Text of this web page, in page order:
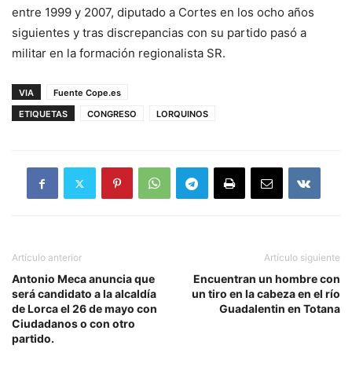
entre 1999 y 2007, diputado a Cortes en los ocho años
siguientes y tras discrepancias con su partido pasó a
militar en la formación regionalista SR.
VIA
Fuente Cope.es
ETIQUETAS
CONGRESO LORQUINOS
Artículo anterior
Antonio Meca anuncia que
será candidato a la alcaldía
de Lorca el 26 de mayo con
Ciudadanos o con otro
partido.
Artículo siguiente
Encuentran un hombre con
un tiro en la cabeza en el río
Guadalentin en Totana